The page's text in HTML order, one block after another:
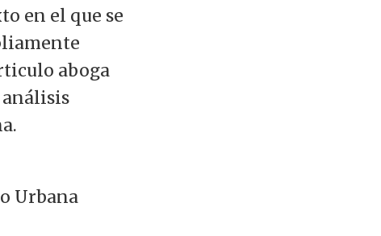
en el que se
aboga
análisis
Urbana